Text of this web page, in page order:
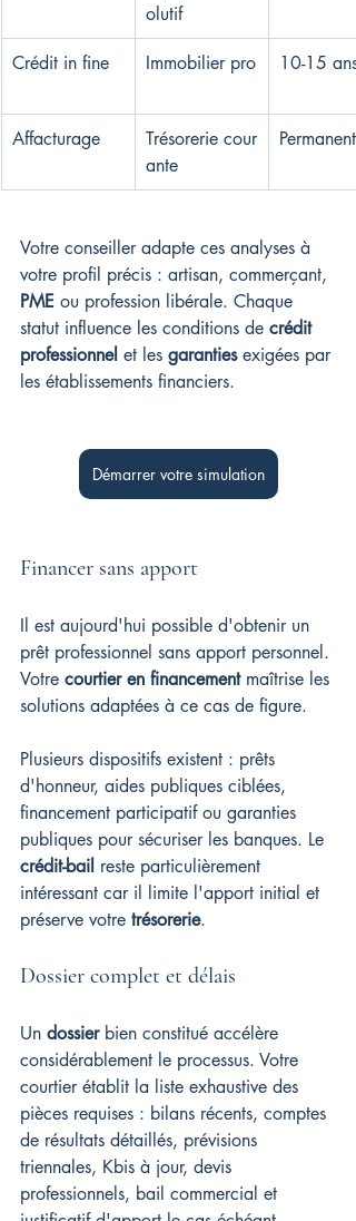
olutif
Crédit in fine Immobilier pro 10-15 ans
Affacturage
Trésorerie cour
ante
Permanent
Votre conseiller adapte ces analyses à
votre profil précis : artisan, commerçant,
PME ou profession libérale. Chaque
statut influence les conditions de crédit
professionnel et les garanties exigées par
les établissements financiers.
Démarrer votre simulation
Financer sans apport
Il est aujourd'hui possible d'obtenir un
prêt professionnel sans apport personnel.
Votre courtier en financement maîtrise les
solutions adaptées à ce cas de figure.
Plusieurs dispositifs existent : prêts
d'honneur, aides publiques ciblées,
financement participatif ou garanties
publiques pour sécuriser les banques. Le
crédit-bail reste particulièrement
intéressant car il limite l'apport initial et
préserve votre trésorerie.
Dossier complet et délais
Un dossier bien constitué accélère
considérablement le processus. Votre
courtier établit la liste exhaustive des
pièces requises : bilans récents, comptes
de résultats détaillés, prévisions
triennales, Kbis à jour, devis
professionnels, bail commercial et